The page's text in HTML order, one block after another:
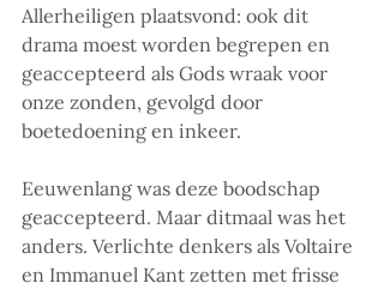
Allerheiligen plaatsvond: ook dit
drama moest worden begrepen en
geaccepteerd als Gods wraak voor
onze zonden, gevolgd door
boetedoening en inkeer.
Eeuwenlang was deze boodschap
geaccepteerd. Maar ditmaal was het
anders. Verlichte denkers als Voltaire
en Immanuel Kant zetten met frisse